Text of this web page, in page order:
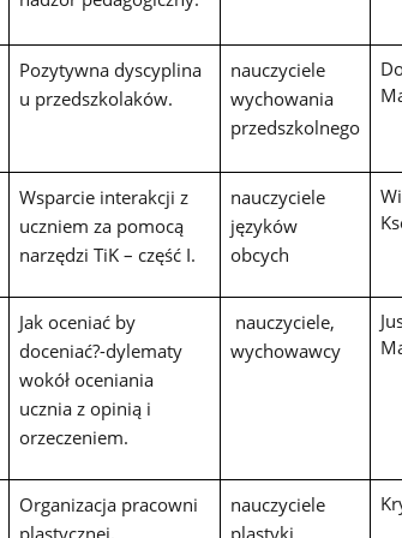
Pozytywna dyscyplina
u przedszkolaków.
nauczyciele
wychowania
przedszkolnego
Wsparcie interakcji z
uczniem za pomocą
narzędzi TiK – część I.
nauczyciele
języków
obcych
Jak oceniać by
doceniać?-dylematy
wokół oceniania
ucznia z opinią i
orzeczeniem.
nauczyciele,
wychowawcy
Organizacja pracowni
nauczyciele